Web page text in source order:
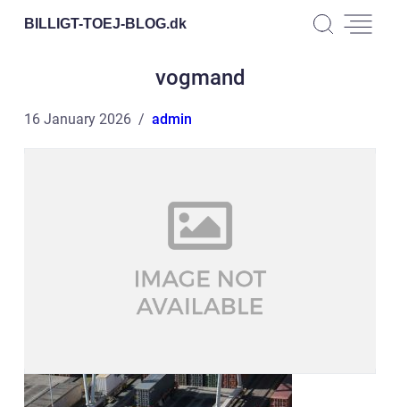
BILLIGT-TOEJ-BLOG.dk
vogmand
16 January 2026 admin